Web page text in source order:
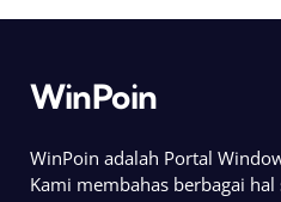
WinPoin
WinPoin adalah Portal
Kami membahas berbagai